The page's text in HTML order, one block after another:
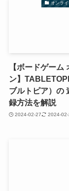
オンラ
【ボードゲーム
ン】
ブルトピア）の
録方法を解説
2024-02-27 2024-02-